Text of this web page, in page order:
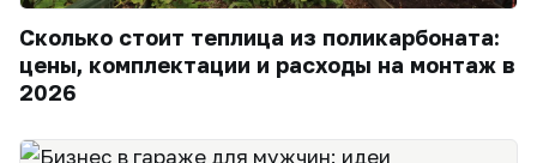
Сколько стоит теплица из поликарбоната:
цены, комплектации и расходы на монтаж в
2026